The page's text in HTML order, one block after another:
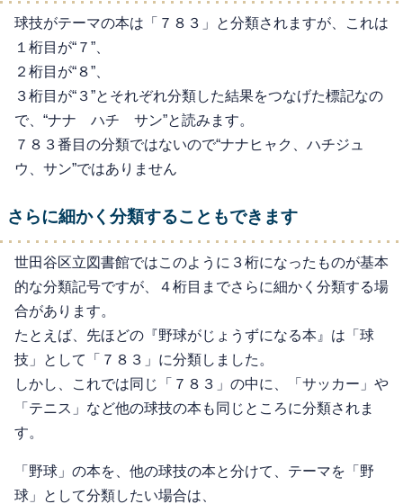
球技がテーマの本は「７８３」と分類されますが、これは
１桁目が“７”、
２桁目が“８”、
３桁目が“３”とそれぞれ分類した結果をつなげた標記なの
で、“ナナ ハチ サン”と読みます。
７８３番目の分類ではないので“ナナヒャク、ハチジュ
ウ、サン”ではありません
さらに細かく分類することもできます
世田谷区立図書館ではこのように３桁になったものが基本
的な分類記号ですが、４桁目までさらに細かく分類する場
合があります。
たとえば、先ほどの『野球がじょうずになる本』は「球
技」として「７８３」に分類しました。
しかし、これでは同じ「７８３」の中に、「サッカー」や
「テニス」など他の球技の本も同じところに分類されま
す。
「野球」の本を、他の球技の本と分けて、テーマを「野
球」として分類したい場合は、